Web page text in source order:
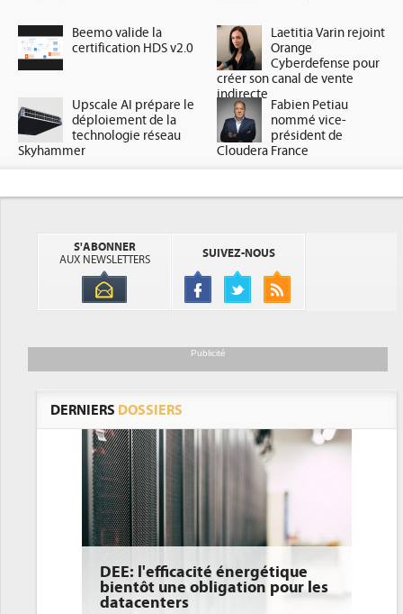
Beemo valide la
certification HDS v2.0
Laetitia Varin rejoint
Orange
Cyberdefense pour
créer son canal de vente
indirecte
Upscale AI prépare le
déploiement de la
technologie réseau
Skyhammer
Fabien Petiau
nommé vice-
président de
Cloudera France
S'ABONNER
AUX NEWSLETTERS
SUIVEZ-NOUS
Publicité
DERNIERS DOSSIERS
DEE: l'efficacité énergétique
bientôt une obligation pour les
datacenters